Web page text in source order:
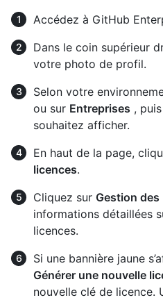
Accédez à GitHub
Dans le coin supérieur
votre photo de profil.
Selon votre
ou sur Entreprises ,
souhaitez afficher.
En haut de la page,
licences.
Cliquez sur Gestion des
informations détaillées
licences.
Si une bannière jaune
Générer une nouvelle
nouvelle clé de licence.